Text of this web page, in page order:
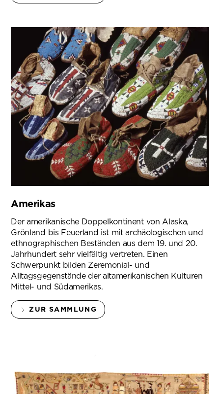
Amerikas
Der amerikanische Doppelkontinent von Alaska,
Grönland bis Feuerland ist mit archäologischen und
ethnographischen Beständen aus dem 19. und 20.
Jahrhundert sehr vielfältig vertreten. Einen
Schwerpunkt bilden Zeremonial- und
Alltagsgegenstände der altamerikanischen Kulturen
Mittel- und Südamerikas.
ZUR SAMMLUNG